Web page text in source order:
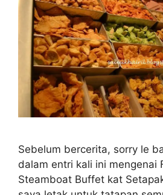
Sebelum bercerita, sorry le
dalam entri kali ini mengenai
Steamboat Buffet kat